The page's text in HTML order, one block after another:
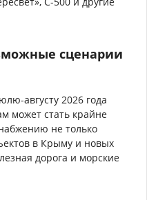
сценарии
августу 2026 года
может стать крайне
не только
в Крыму и новых
дорога и морские